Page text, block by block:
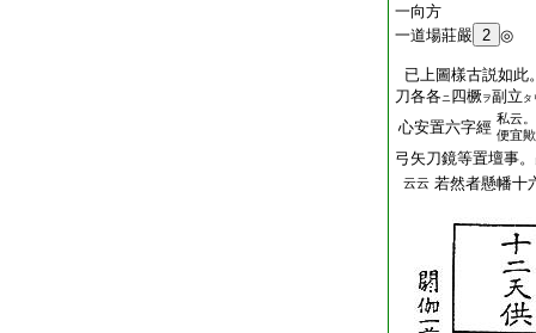
一向方
一道場莊嚴 2 ◎
已上圖樣古説如此
刀各各ニ四橛 ヲ副立 タ
心安置六字經 私云
便宜
弓矢刀鏡等置壇事
云云 若然者懸幡十